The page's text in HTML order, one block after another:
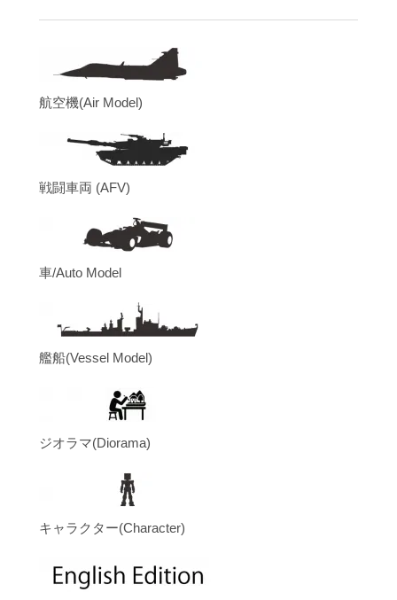
航空機(Air Model)
戦闘車両 (AFV)
車/Auto Model
艦船(Vessel Model)
ジオラマ(Diorama)
キャラクター(Character)